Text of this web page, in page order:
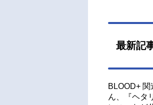
最新記
BLOOD+
ん、『ヘタ